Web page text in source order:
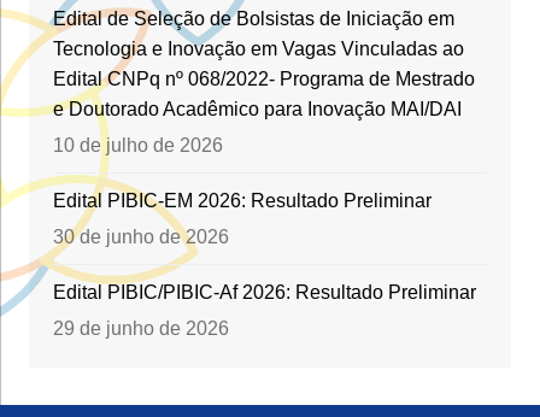
Edital de Seleção de Bolsistas de Iniciação em
Tecnologia e Inovação em Vagas Vinculadas ao
Edital CNPq nº 068/2022- Programa de Mestrado
e Doutorado Acadêmico para Inovação MAI/DAI
10 de julho de 2026
Edital PIBIC-EM 2026: Resultado Preliminar
30 de junho de 2026
Edital PIBIC/PIBIC-Af 2026: Resultado Preliminar
29 de junho de 2026